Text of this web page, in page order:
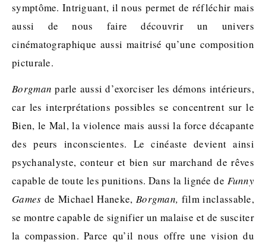
symptôme. Intriguant, il nous permet de réfléchir mais
aussi de nous faire découvrir un univers
cinématographique aussi maitrisé qu’une composition
picturale.
Borgman parle aussi d’exorciser les démons intérieurs,
car les interprétations possibles se concentrent sur le
Bien, le Mal, la violence mais aussi la force décapante
des peurs inconscientes. Le cinéaste devient ainsi
psychanalyste, conteur et bien sur marchand de rêves
capable de toute les punitions. Dans la lignée de Funny
Games de Michael Haneke, Borgman, film inclassable,
se montre capable de signifier un malaise et de susciter
la compassion. Parce qu’il nous offre une vision du